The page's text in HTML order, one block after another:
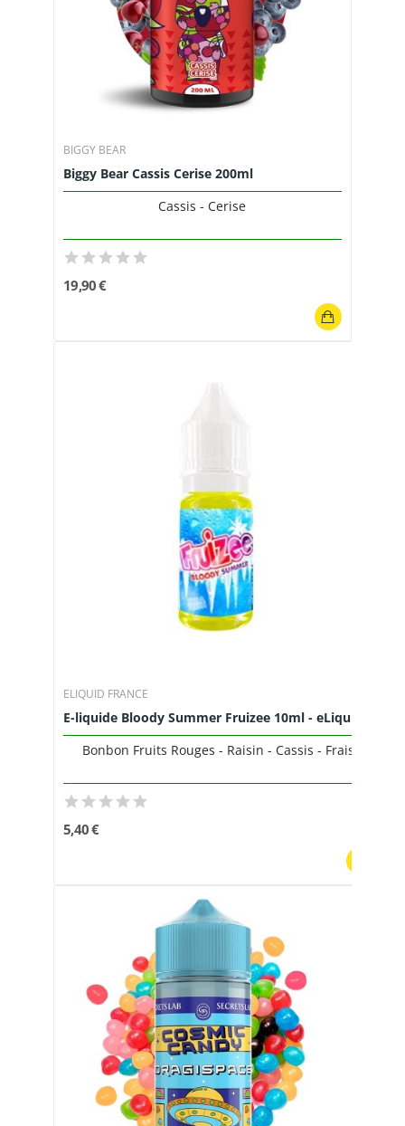
BIGGY BEAR
Biggy Bear Cassis Cerise 200ml
Cassis - Cerise
19,90 €
ELIQUID FRANCE
E-liquide Bloody Summer Fruizee 10ml - eLiquid...
Bonbon Fruits Rouges - Raisin - Cassis - Frais
5,40 €